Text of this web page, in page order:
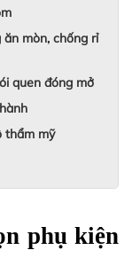
mòn, chống rỉ
quen đóng mở
thẩm mỹ
phụ kiện